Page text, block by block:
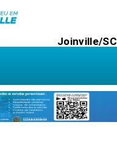
Joinville/SC